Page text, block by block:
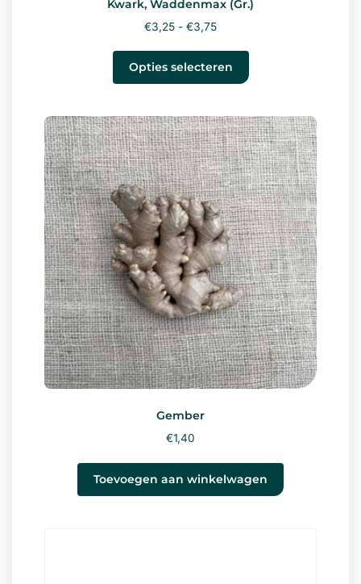
Kwark, Waddenmax (Gr.)
€3,25 - €3,75
Opties selecteren
Gember
€1,40
Toevoegen aan winkelwagen